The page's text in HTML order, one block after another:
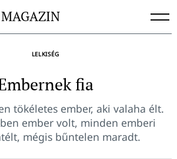
LELKISÉG
fia
tökéletes ember, aki valaha élt.
ember volt, minden emberi
mégis bűntelen maradt.